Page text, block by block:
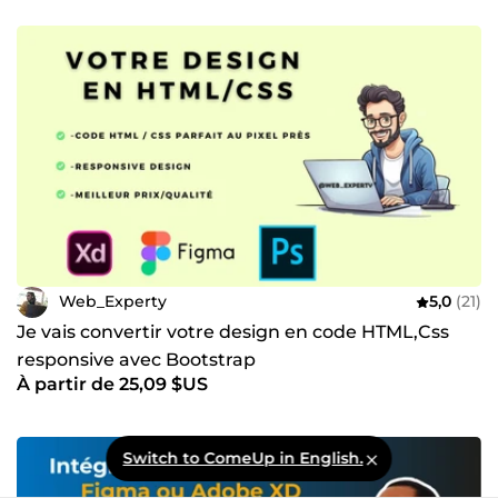
Web_Experty 5,0 (21)
Je vais convertir votre design en code HTML,Css
responsive avec Bootstrap
À partir de 25,09 $US
Switch to ComeUp in English.